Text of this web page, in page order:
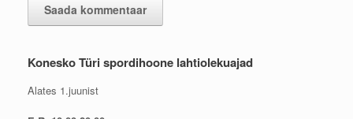
Konesko Türi spordihoone lahtiolekuajad
Alates 1.juunist